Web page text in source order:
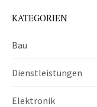
KATEGORIEN
Bau
Dienstleistungen
Elektronik